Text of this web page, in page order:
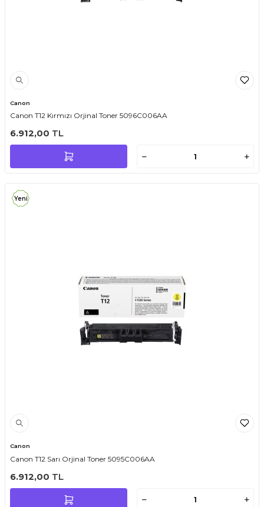
Canon
Canon T12 Kırmızı Orjinal Toner 5096C006AA
6.912,00 TL
Yeni
Canon
Canon T12 Sarı Orjinal Toner 5095C006AA
6.912,00 TL